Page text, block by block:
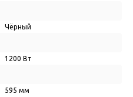
Чёрный
1200 Вт
595 мм